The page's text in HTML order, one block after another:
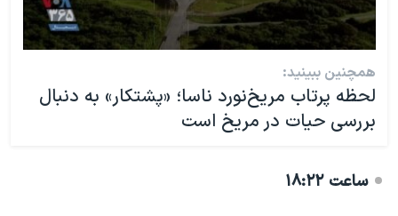
همچنین ببینید:
لحظه پرتاب مریخ‌نورد ناسا؛ «پشتکار» به دنبال
بررسی حیات در مریخ است
ساعت ۱۸:۲۲